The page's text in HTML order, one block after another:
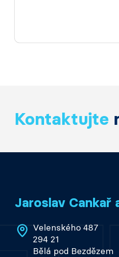
Kontaktujte
Jaroslav Cankař
Velenského 487
294 21
Bělá pod Bezdězem